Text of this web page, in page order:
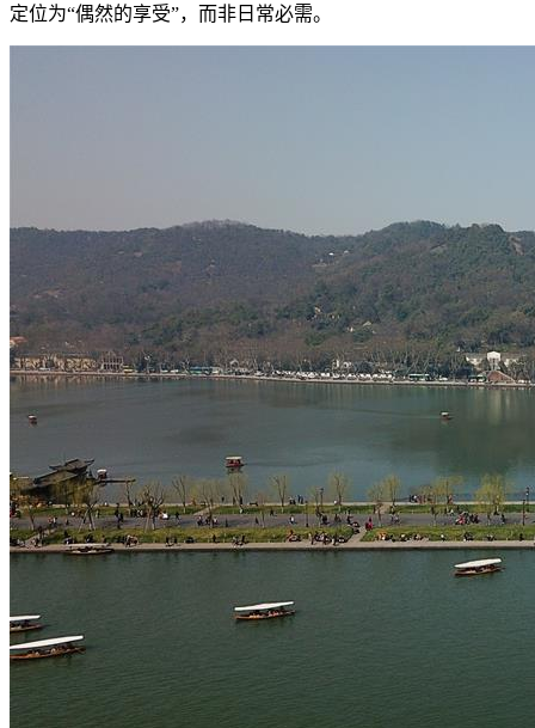
定位为“偶然的享受”，而非日常必需。